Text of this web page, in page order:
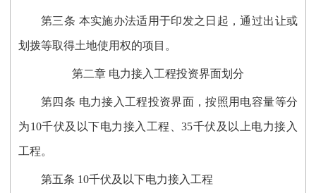
第三条 本实施办法适用于印发之日起，通过出让或
划拨等取得土地使用权的项目。
第二章 电力接入工程投资界面划分
第四条 电力接入工程投资界面，按照用电容量等分
为10千伏及以下电力接入工程、35千伏及以上电力接入
工程。
第五条 10千伏及以下电力接入工程